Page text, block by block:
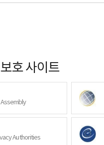
호 사이트
Authorities